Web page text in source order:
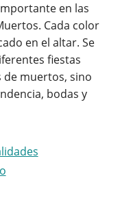
en las
Cada color
en el altar. Se
fiestas
de muertos, sino
bodas y